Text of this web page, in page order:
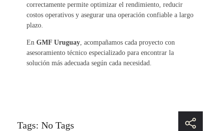
correctamente permite optimizar el rendimiento, reducir
costos operativos y asegurar una operación confiable a largo
plazo.
En GMF Uruguay, acompañamos cada proyecto con
asesoramiento técnico especializado para encontrar la
solución más adecuada según cada necesidad.
Tags: No Tags